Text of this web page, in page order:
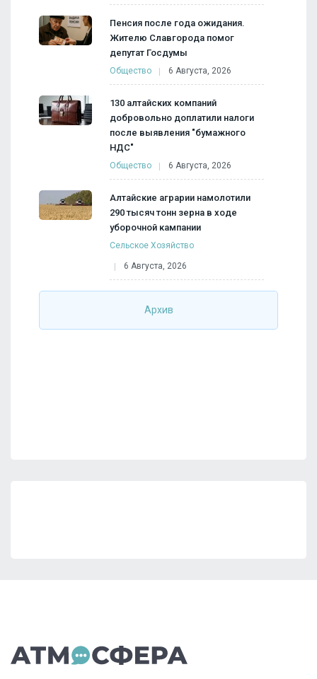
Пенсия после года ожидания.
Жителю Славгорода помог
депутат Госдумы
Общество 6 Августа, 2026
130 алтайских компаний
добровольно доплатили налоги
после выявления "бумажного
НДС"
Общество 6 Августа, 2026
Алтайские аграрии намолотили
290 тысяч тонн зерна в ходе
уборочной кампании
Сельское Хозяйство
6 Августа, 2026
Архив